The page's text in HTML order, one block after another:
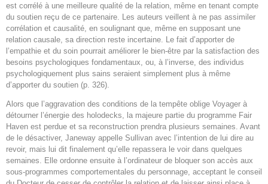
est corrélé à une meilleure qualité de la relation, même en tenant compte
du soutien reçu de ce partenaire. Les auteurs veillent à ne pas assimiler
corrélation et causalité, en soulignant que, même en supposant une
relation causale, sa direction reste incertaine. Le fait d’apporter de
l’empathie et du soin pourrait améliorer le bien-être par la satisfaction des
besoins psychologiques fondamentaux, ou, à l’inverse, des individus
psychologiquement plus sains seraient simplement plus à même
d’apporter du soutien (p. 326).
Alors que l’aggravation des conditions de la tempête oblige Voyager à
détourner l’énergie des holodecks, la majeure partie du programme Fair
Haven est perdue et sa reconstruction prendra plusieurs semaines. Avant
de le désactiver, Janeway appelle Sullivan avec l’intention de lui dire au
revoir, mais lui dit finalement qu’elle repassera le voir dans quelques
semaines. Elle ordonne ensuite à l’ordinateur de bloquer son accès aux
sous-programmes comportementales du personnage, acceptant le conseil